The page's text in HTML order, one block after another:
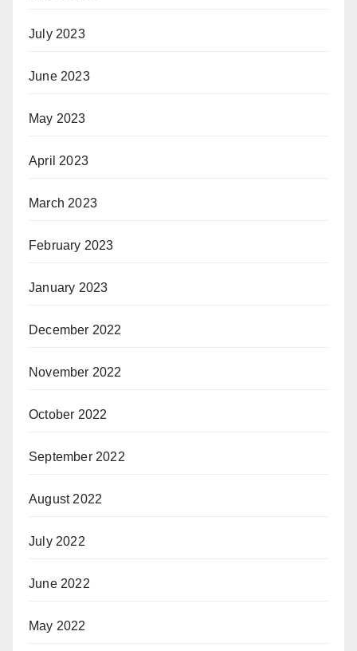
July 2023
June 2023
May 2023
April 2023
March 2023
February 2023
January 2023
December 2022
November 2022
October 2022
September 2022
August 2022
July 2022
June 2022
May 2022